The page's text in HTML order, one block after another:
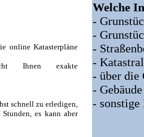
online Katasterpläne
Ihnen exakte
schnell zu erledigen,
es kann aber
Welche
-
-
-
-
- über die
- Gebäude
-